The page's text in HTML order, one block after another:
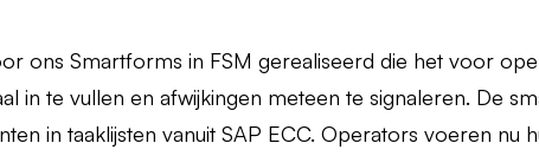
ons Smartforms in FSM gerealiseerd die het voor
in te vullen en afwijkingen meteen te signaleren. De
in taaklijsten vanuit SAP ECC. Operators voeren nu